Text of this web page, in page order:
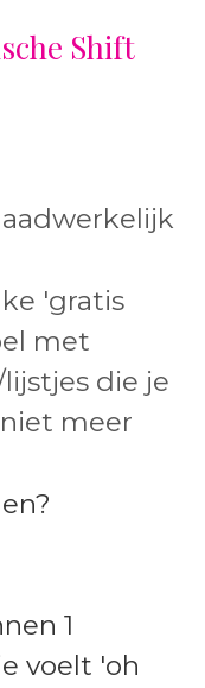
Shift
'gratis
met
die je
meer
1
voelt 'oh